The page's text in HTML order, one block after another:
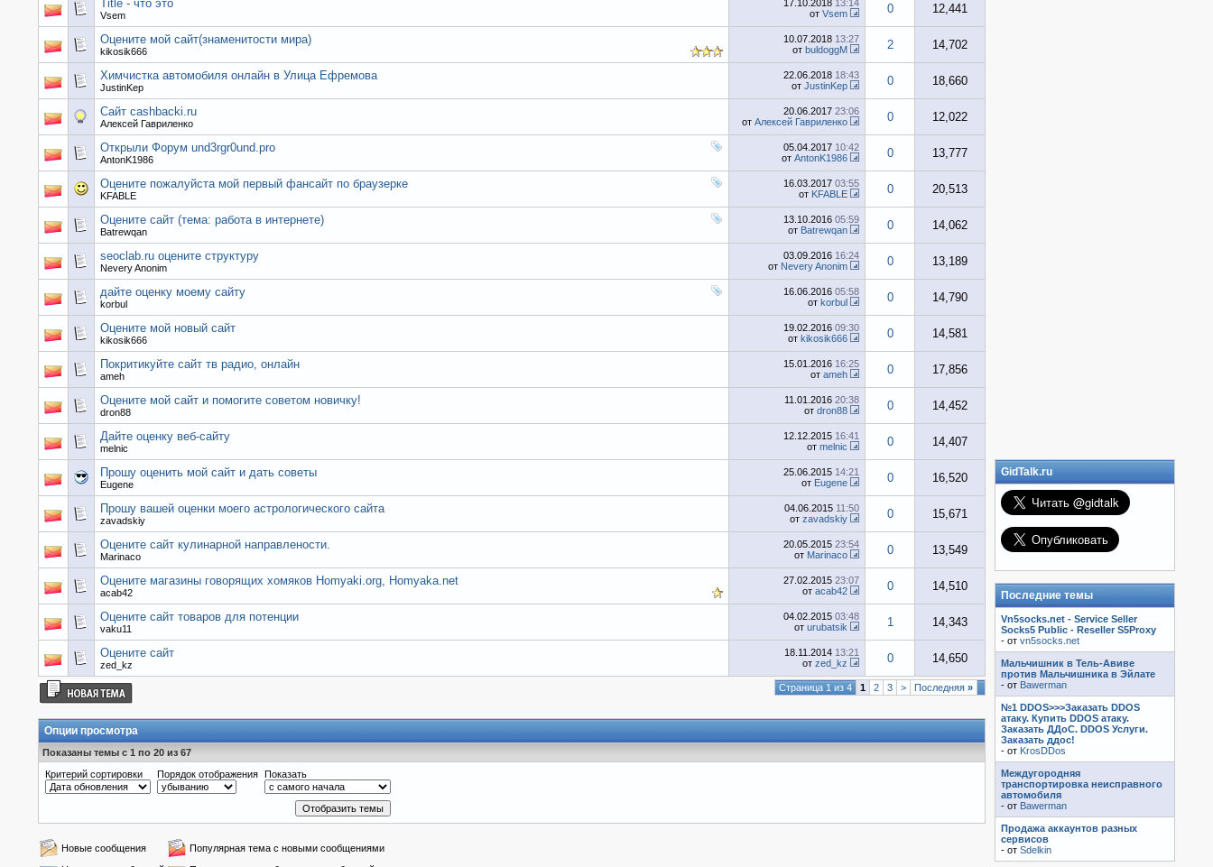
Title - что это
Vsem
17.10.2018 13:14
от Vsem 0 12,441
Оцените мой сайт(знаменитости мира)
kikosik666
10.07.2018 13:27
от buldoggM 2 14,702
Химчистка автомобиля онлайн в Улица Ефремова
JustinKep
22.06.2018 18:43
от JustinKep 0 18,660
Сайт cashbacki.ru
Алексей Гавриленко
20.06.2017 23:06
от Алексей Гавриленко 0 12,022
Открыли Форум und3rgr0und.pro
AntonK1986
05.04.2017 10:42
от AntonK1986 0 13,777
Оцените пожалуйста мой первый фансайт по браузерке
KFABLE
16.03.2017 03:55
от KFABLE 0 20,513
Оцените сайт (тема: работа в интернете)
Batrewqan
13.10.2016 05:59
от Batrewqan 0 14,062
seoclab.ru оцените структуру
Nevery Anonim
03.09.2016 16:24
от Nevery Anonim 0 13,189
дайте оценку моему сайту
korbul
16.06.2016 05:58
от korbul 0 14,790
Оцените мой новый сайт
kikosik666
19.02.2016 09:30
от kikosik666 0 14,581
Покритикуйте сайт тв радио, онлайн
ameh
15.01.2016 16:25
от ameh 0 17,856
Оцените мой сайт и помогите советом новичку!
dron88
11.01.2016 20:38
от dron88 0 14,452
Дайте оценку веб-сайту
melnic
12.12.2015 16:41
от melnic 0 14,407
Прошу оценить мой сайт и дать советы
Eugene
25.06.2015 14:21
от Eugene 0 16,520
Прошу вашей оценки моего астрологического сайта
zavadskiy
04.06.2015 11:50
от zavadskiy 0 15,671
Оцените сайт кулинарной направлености.
Marinaco
20.05.2015 23:54
от Marinaco 0 13,549
Оцените магазины говорящих хомяков Homyaki.org, Homyaka.net
acab42
27.02.2015 23:07
от acab42 0 14,510
Оцените сайт товаров для потенции
vaku11
04.02.2015 03:48
от urubatsik 1 14,343
Оцените сайт
zed_kz
18.11.2014 13:21
от zed_kz 0 14,650
Страница 1 из 4 1 2 3 > Последняя »
Опции просмотра
Показаны темы с 1 по 20 из 67
Критерий сортировки
Порядок отображения Показать
Новые сообщения
Популярная тема с новыми сообщениями
GidTalk.ru
Последние темы
Vn5socks.net - Service Seller
Socks5 Public - Reseller S5Proxy
- от vn5socks.net
Мальчишник в Тель-Авиве
против Мальчишника в Эйлате
- от Bawerman
№1 DDOS>>>Заказать DDOS
атаку. Купить DDOS атаку.
Заказать ДДоС. DDOS Услуги.
Заказать ддос!
- от KrosDDos
Междугородняя
транспортировка неисправного
автомобиля
- от Bawerman
Продажа аккаунтов разных
сервисов
- от Sdelkin